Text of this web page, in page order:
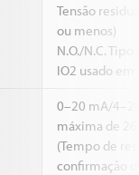
Tensão
ou menos)
N.O./N.C.
IO2 usado
0–20 mA/
máxima de
(Tempo de
confirmação